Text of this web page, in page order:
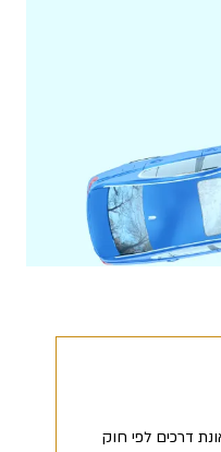
דרכים לפי חוק